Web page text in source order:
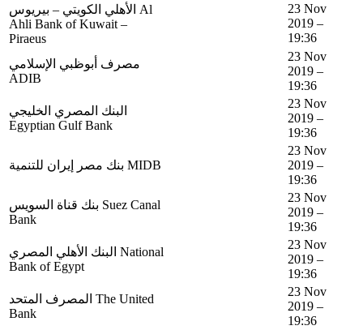
الأهلي الكويتي – بيريوس Al
Ahli Bank of Kuwait –
Piraeus
23 Nov
2019 –
19:36
مصرف أبوظبي الإسلامي
ADIB
23 Nov
2019 –
19:36
البنك المصري الخليجي
Egyptian Gulf Bank
23 Nov
2019 –
19:36
بنك مصر إيران للتنمية MIDB
23 Nov
2019 –
19:36
بنك قناة السويس Suez Canal
Bank
23 Nov
2019 –
19:36
البنك الأهلي المصري National
Bank of Egypt
23 Nov
2019 –
19:36
المصرف المتحد The United
Bank
23 Nov
2019 –
19:36